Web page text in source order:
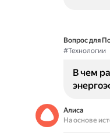
Вопрос для
#Технологии
В чем
Алиса
На основе